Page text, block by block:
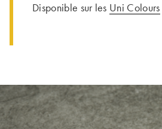
Disponible sur les Uni Colours